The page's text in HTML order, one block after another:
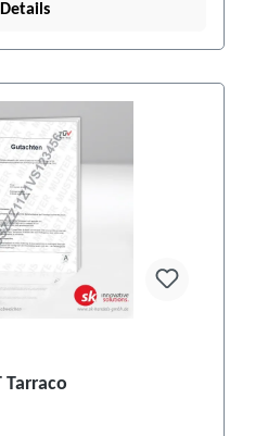
Details
Tarraco